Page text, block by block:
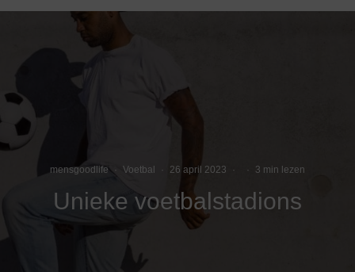
mensgoodlife · Voetbal · 26 april 2023 · · 3 min lezen
Unieke voetbalstadions